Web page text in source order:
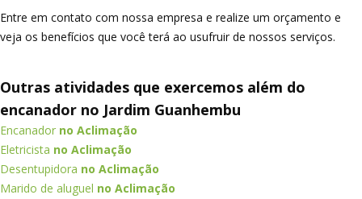
Entre em contato com nossa empresa e realize um orçamento e
veja os benefícios que você terá ao usufruir de nossos serviços.
Outras atividades que exercemos além do
encanador no Jardim Guanhembu
Encanador no Aclimação
Eletricista no Aclimação
Desentupidora no Aclimação
Marido de aluguel no Aclimação